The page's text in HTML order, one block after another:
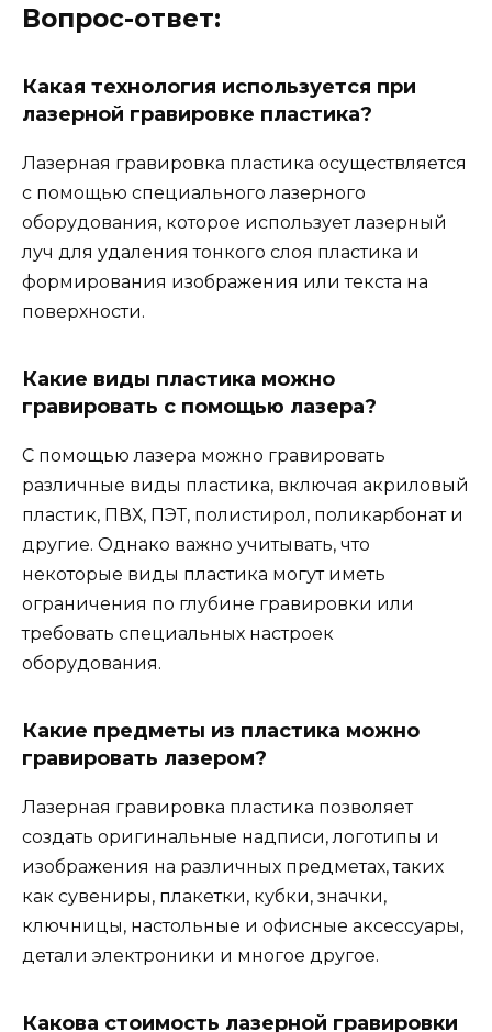
Вопрос-ответ:
Какая технология используется при
лазерной гравировке пластика?
Лазерная гравировка пластика осуществляется
с помощью специального лазерного
оборудования, которое использует лазерный
луч для удаления тонкого слоя пластика и
формирования изображения или текста на
поверхности.
Какие виды пластика можно
гравировать с помощью лазера?
С помощью лазера можно гравировать
различные виды пластика, включая акриловый
пластик, ПВХ, ПЭТ, полистирол, поликарбонат и
другие. Однако важно учитывать, что
некоторые виды пластика могут иметь
ограничения по глубине гравировки или
требовать специальных настроек
оборудования.
Какие предметы из пластика можно
гравировать лазером?
Лазерная гравировка пластика позволяет
создать оригинальные надписи, логотипы и
изображения на различных предметах, таких
как сувениры, плакетки, кубки, значки,
ключницы, настольные и офисные аксессуары,
детали электроники и многое другое.
Какова стоимость лазерной гравировки